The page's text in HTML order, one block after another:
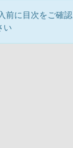
前に目次をご確認
い